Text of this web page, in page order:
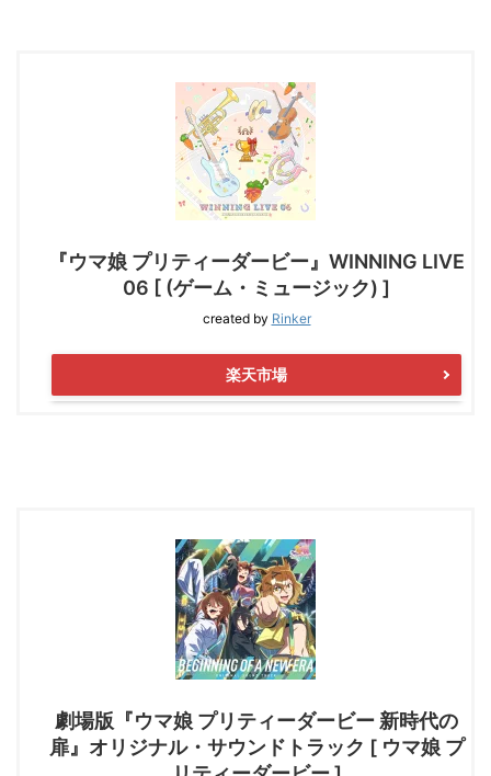
『ウマ娘 プリティーダービー』WINNING LIVE
06 [ (ゲーム・ミュージック) ]
created by Rinker
楽天市場
劇場版『ウマ娘 プリティーダービー 新時代の
扉』オリジナル・サウンドトラック [ ウマ娘 プ